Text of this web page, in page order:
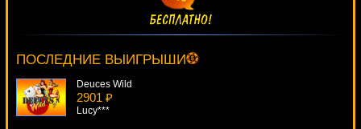
ПОСЛЕДНИЕ ВЫИГРЫШИ
Deni***
Deuces Wild
2901 ₽
Lucy***